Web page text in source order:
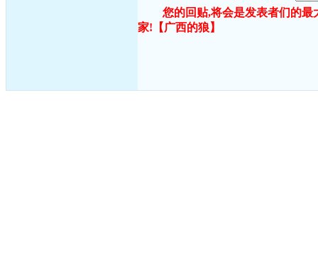
您的回贴,将会是发表者们的
家! 【广西的狼】